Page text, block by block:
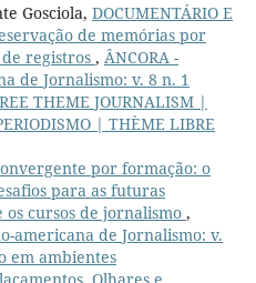
Gosciola, DOCUMENTÁRIO E
de memórias por
registros , ÂNCORA -
de Jornalismo: v. 8 n. 1
THEME JOURNALISM |
| THÈME LIBRE
por formação: o
para as futuras
os cursos de jornalismo ,
americana de Jornalismo: v.
em ambientes
Olhares e